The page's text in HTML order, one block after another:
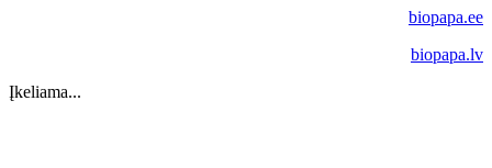
biopapa.ee
biopapa.lv
Įkeliama...